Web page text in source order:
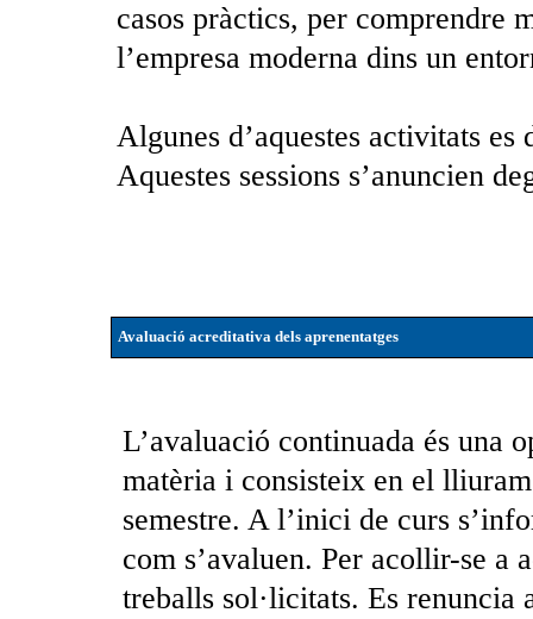
casos pràctics, per comprendre
l’empresa moderna dins un
Algunes d’aquestes activitats es
Aquestes sessions s’anuncien
Avaluació acreditativa dels aprenentatges
L’avaluació continuada és una
matèria i consisteix en el
semestre. A l’inici de curs
com s’avaluen. Per acollir-se a
treballs sol·licitats. Es renuncia